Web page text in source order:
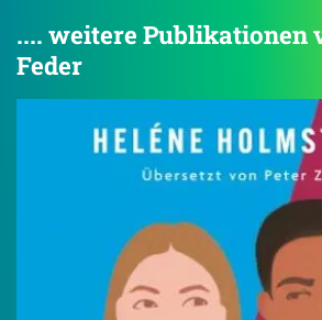
.... weitere Publikationen
Feder